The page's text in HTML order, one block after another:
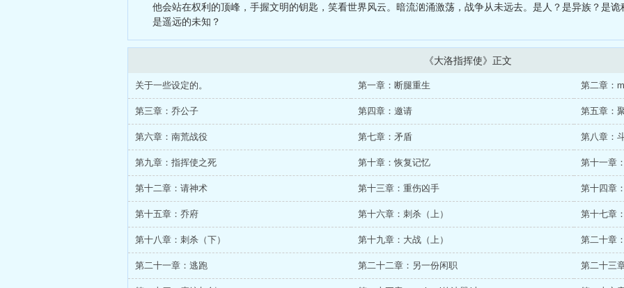
他会站在权利的顶峰，手握文明的钥匙，笑看世界风云。暗流汹涌激荡，战争从未远去。是人？是异族？是
是遥远的未知？
《大洛指挥使》正文
关于一些设定的。 第一章：断腿重生 第二章：
第三章：乔公子 第四章：邀请 第五章：
第六章：南荒战役 第七章：矛盾 第八章：
第九章：指挥使之死 第十章：恢复记忆 第十一章
第十二章：请神术 第十三章：重伤凶手 第十四章
第十五章：乔府 第十六章：刺杀（上） 第十七章
第十八章：刺杀（下） 第十九章：大战（上） 第二十章
第二十一章：逃跑 第二十二章：另一份闲职 第二十三